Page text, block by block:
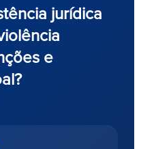
jurídica
e